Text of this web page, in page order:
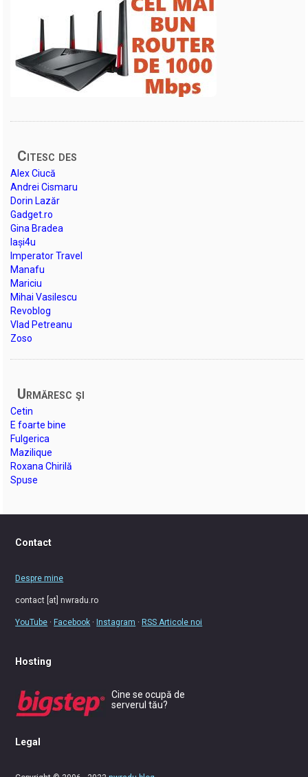
Citesc des
Alex Ciucă
Andrei Cismaru
Dorin Lazăr
Gadget.ro
Gina Bradea
Iași4u
Imperator Travel
Manafu
Mariciu
Mihai Vasilescu
Revoblog
Vlad Petreanu
Zoso
Urmăresc şi
Cetin
E foarte bine
Fulgerica
Mazilique
Roxana Chirilă
Spuse
Contact
Despre mine
contact [at] nwradu.ro
YouTube ·Facebook ·Instagram ·RSS Articole noi
Hosting
Cine se ocupă de
serverul tău?
Legal